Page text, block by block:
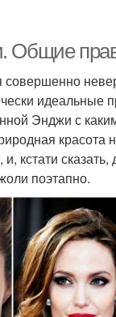
Общие
идеальные
Энджи с
красота
и, кстати
поэтапно.